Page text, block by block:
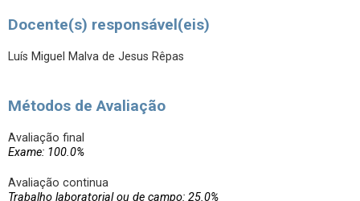
Docente(s) responsável(eis)
Luís Miguel Malva de Jesus Rêpas
Métodos de Avaliação
Avaliação final
Exame: 100.0%
Avaliação continua
Trabalho laboratorial ou de campo: 25.0%